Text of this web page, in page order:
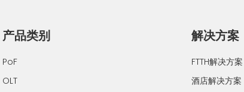
产品类别
PoF
OLT
解决方案
FTTH解决方案
酒店解决方案